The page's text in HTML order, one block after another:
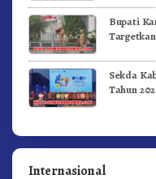
Bupati
Sekda
Tahun
Internasional